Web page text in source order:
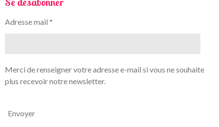
Adresse mail *
Merci de renseigner votre adresse e-mail si vous ne souhaite
plus recevoir notre newsletter.
Envoyer